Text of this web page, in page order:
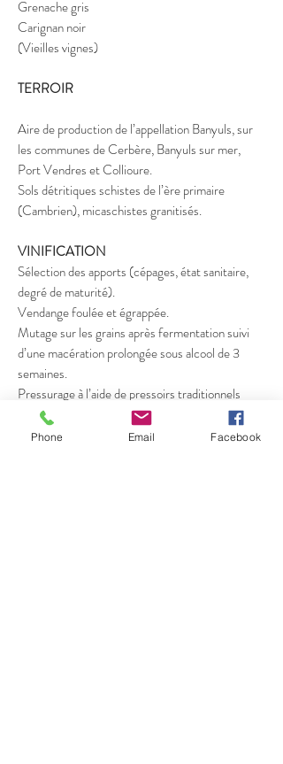
Grenache gris
Carignan noir
(Vieilles vignes)
TERROIR
Aire de production de l’appellation Banyuls, sur
les communes de Cerbère, Banyuls sur mer,
Port Vendres et Collioure.
Sols détritiques schistes de l’ère primaire
(Cambrien), micaschistes granitisés.
VINIFICATION
Sélection des apports (cépages, état sanitaire,
degré de maturité).
Vendange foulée et égrappée.
Mutage sur les grains après fermentation suivi
d’une macération prolongée sous alcool de 3
semaines.
Pressurage à l’aide de pressoirs traditionnels
(hydrauliques verticaux).
Phone Email Facebook